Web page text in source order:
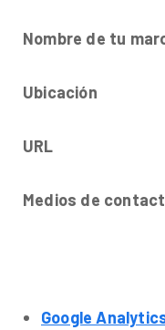
Nombre de tu
Ubicación
URL
Medios de
Google